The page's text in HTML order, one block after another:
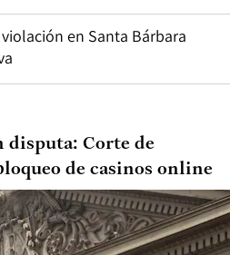
en Santa Bárbara
disputa: Corte de
de casinos online